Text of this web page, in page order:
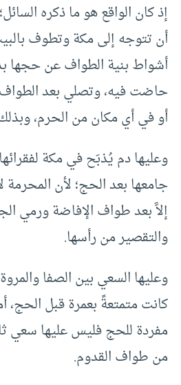
إذ كان الواقع هو ما ذكره
أن تتوجه إلى مكة وتطوف
أشواط بنية الطواف عن حجها
حاضت فيه، وتصلي بعد
أو في أي مكان من الحرم،
وعليها دم يُذبَح في مكة
جامعها بعد الحج؛ لأن
إلاَّ بعد طواف الإفاضة ورمي
والتقصير من رأسها.
وعليها السعي بين الصفا
كانت متمتعةً بعمرة قبل الحج،
مفردة للحج فليس عليها سعي
من طواف القدوم.